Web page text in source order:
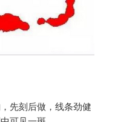
先刻后做，线条劲健